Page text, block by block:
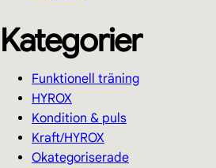
Kategorier
Funktionell träning
HYROX
Kondition & puls
Kraft/HYROX
Okategoriserade